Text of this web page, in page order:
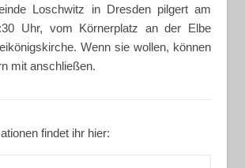
Loschwitz in Dresden pilgert am
Uhr, vom Körnerplatz an der Elbe
Wenn sie wollen, können
mit anschließen.
findet ihr hier: